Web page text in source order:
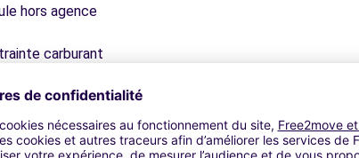
hors agence
carburant